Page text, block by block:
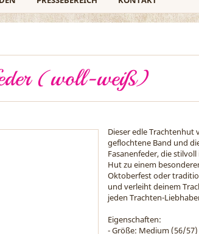
(woll-weiß)
Dieser edle Trachtenhut
geflochtene Band und
Fasanenfeder, die
Hut zu einem
Oktoberfest oder
und verleiht deinem
jeden Trachten-
Eigenschaften:
- Größe: Medium (56/57)